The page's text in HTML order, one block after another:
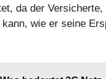
da der
wie er seine